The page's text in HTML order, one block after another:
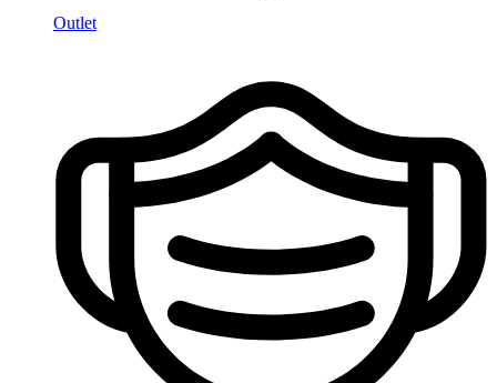
Outlet